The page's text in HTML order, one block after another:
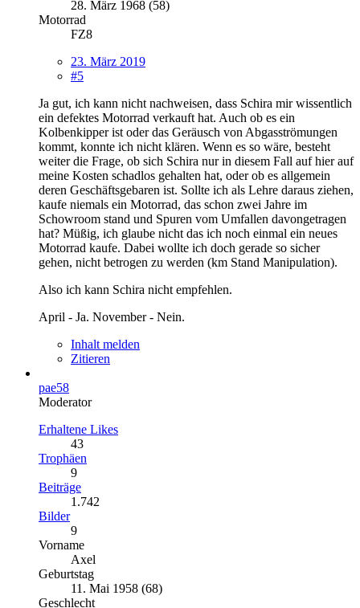
28. März 1968 (58)
Motorrad
FZ8
23. März 2019
#5
Ja gut, ich kann nicht nachweisen, dass Schira mir wissentlich
ein defektes Motorrad verkauft hat. Auch ob es ein
Kolbenkipper ist oder das Geräusch von Abgasströmungen
kommt, konnte ich nicht klären. Wenn es so wäre, besteht
weiter die Frage, ob sich Schira nur in diesem Fall auf hier auf
meine Kosten schadlos gehalten hat, oder ob es allgemein
deren Geschäftsgebaren ist. Sollte ich als Lehre daraus ziehen,
kaufe niemals ein Motorrad, das schon zwei Jahre im
Schowroom stand und Spuren vom Umfallen davongetragen
hat? Müßig, ich glaube nicht das ich noch einmal ein neues
Motorrad kaufe. Dabei wollte ich doch gerade so sicher
gehen, nicht betrogen zu werden (km Stand Manipulation).
Also ich kann Schira nicht empfehlen.
April - Ja. November - Nein.
Inhalt melden
Zitieren
pae58
Moderator
Erhaltene Likes
43
Trophäen
9
Beiträge
1.742
Bilder
9
Vorname
Axel
Geburtstag
11. Mai 1958 (68)
Geschlecht